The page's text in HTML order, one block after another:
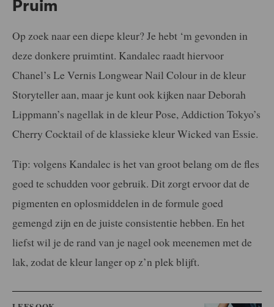
Pruim
Op zoek naar een diepe kleur? Je hebt ‘m gevonden in
deze donkere pruimtint. Kandalec raadt hiervoor
Chanel’s Le Vernis Longwear Nail Colour in de kleur
Storyteller aan, maar je kunt ook kijken naar Deborah
Lippmann’s nagellak in de kleur Pose, Addiction Tokyo’s
Cherry Cocktail of de klassieke kleur Wicked van Essie.
Tip: volgens Kandalec is het van groot belang om de fles
goed te schudden voor gebruik. Dit zorgt ervoor dat de
pigmenten en oplosmiddelen in de formule goed
gemengd zijn en de juiste consistentie hebben. En het
liefst wil je de rand van je nagel ook meenemen met de
lak, zodat de kleur langer op z’n plek blijft.